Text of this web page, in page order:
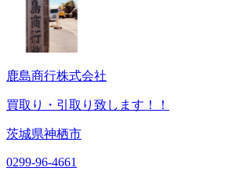
鹿島商行株式会社
買取り・引取り致します！！
茨城県神栖市
0299-96-4661